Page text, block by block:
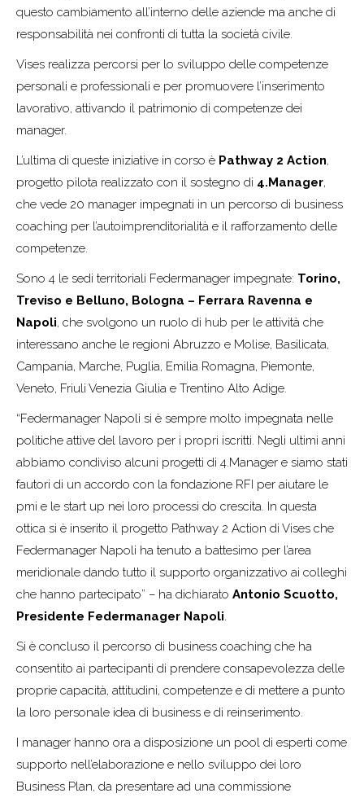
questo cambiamento all’interno delle aziende ma anche di
responsabilità nei confronti di tutta la società civile.
Vises realizza percorsi per lo sviluppo delle competenze
personali e professionali e per promuovere l’inserimento
lavorativo, attivando il patrimonio di competenze dei
manager.
L’ultima di queste iniziative in corso è Pathway 2 Action,
progetto pilota realizzato con il sostegno di 4.Manager,
che vede 20 manager impegnati in un percorso di business
coaching per l’autoimprenditorialità e il rafforzamento delle
competenze.
Sono 4 le sedi territoriali Federmanager impegnate: Torino,
Treviso e Belluno, Bologna – Ferrara Ravenna e
Napoli, che svolgono un ruolo di hub per le attività che
interessano anche le regioni Abruzzo e Molise, Basilicata,
Campania, Marche, Puglia, Emilia Romagna, Piemonte,
Veneto, Friuli Venezia Giulia e Trentino Alto Adige.
“Federmanager Napoli si è sempre molto impegnata nelle
politiche attive del lavoro per i propri iscritti. Negli ultimi anni
abbiamo condiviso alcuni progetti di 4.Manager e siamo stati
fautori di un accordo con la fondazione RFI per aiutare le
pmi e le start up nei loro processi do crescita. In questa
ottica si è inserito il progetto Pathway 2 Action di Vises che
Federmanager Napoli ha tenuto a battesimo per l’area
meridionale dando tutto il supporto organizzativo ai colleghi
che hanno partecipato” – ha dichiarato Antonio Scuotto,
Presidente Federmanager Napoli.
Si è concluso il percorso di business coaching che ha
consentito ai partecipanti di prendere consapevolezza delle
proprie capacità, attitudini, competenze e di mettere a punto
la loro personale idea di business e di reinserimento.
I manager hanno ora a disposizione un pool di esperti come
supporto nell’elaborazione e nello sviluppo dei loro
Business Plan, da presentare ad una commissione